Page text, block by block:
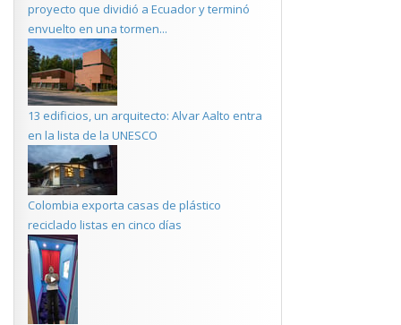
proyecto que dividió a Ecuador y terminó
envuelto en una tormen...
13 edificios, un arquitecto: Alvar Aalto entra
en la lista de la UNESCO
Colombia exporta casas de plástico
reciclado listas en cinco días